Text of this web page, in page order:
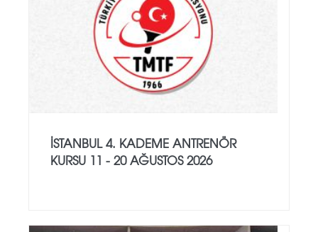
İSTANBUL 4. KADEME ANTRENÖR
KURSU 11 - 20 AĞUSTOS 2026